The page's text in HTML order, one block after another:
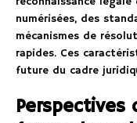
numérisées, des
mécanismes de
rapides. Ces
future du cadre
Perspectives